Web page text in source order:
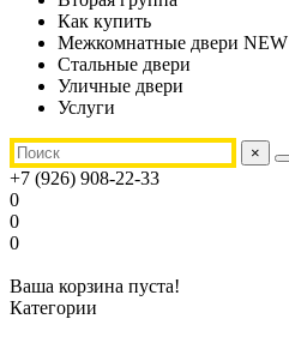
Как купить
Межкомнатные двери NEW
Стальные двери
Уличные двери
Услуги
×
+7 (926) 908-22-33
0
0
0
Ваша корзина пуста!
Категории